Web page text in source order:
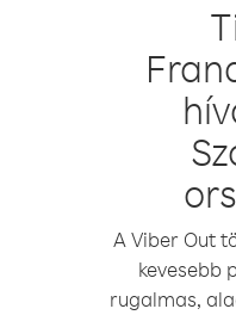
A Viber Out
kevesebb
rugalmas,